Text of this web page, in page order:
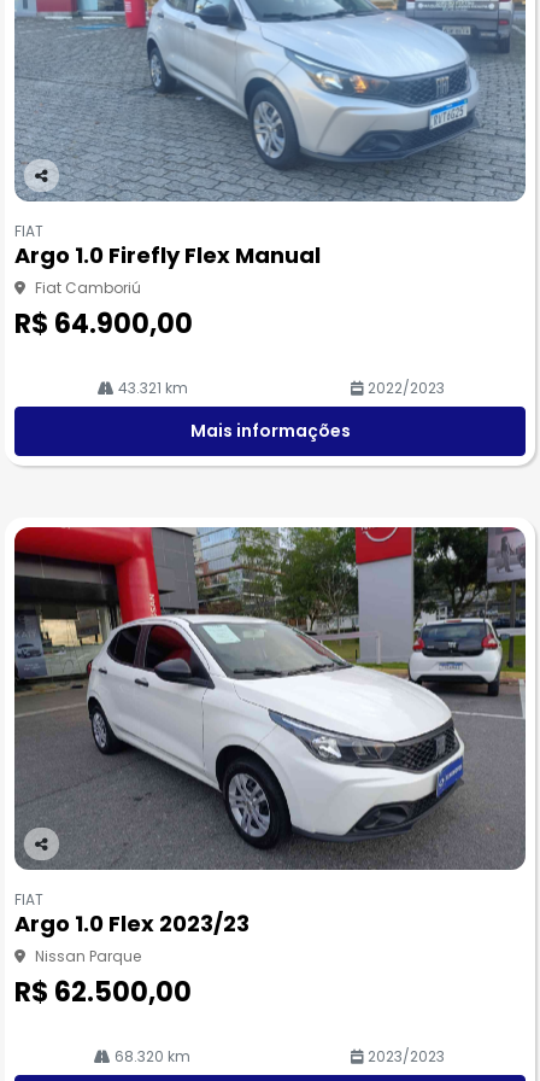
Co
pa
rtil
he
FIAT
Argo 1.0 Firefly Flex Manual
Fiat Camboriú
R$ 64.900,00
43.321 km 2022/2023
Mais informações
Co
pa
rtil
he
FIAT
Argo 1.0 Flex 2023/23
Nissan Parque
R$ 62.500,00
68.320 km 2023/2023